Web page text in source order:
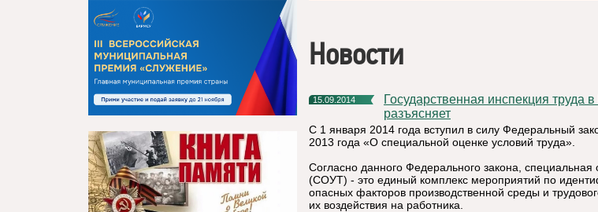
Новости
15.09.2014
Государственная инспекция труда в Республике Коми
разъясняет
С 1 января 2014 года вступил в силу Федеральный
2013 года «О специальной оценке условий труда».
Согласно данного Федерального закона, специальная
(СОУТ) - это единый комплекс мероприятий по
опасных факторов производственной среды и
их воздействия на работника.